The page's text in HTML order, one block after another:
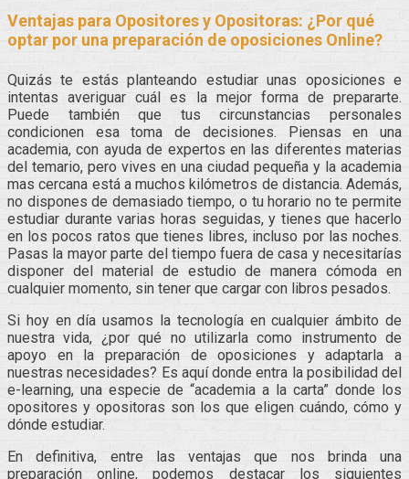
Ventajas para Opositores y Opositoras: ¿Por qué
optar por una preparación de oposiciones Online?
Quizás te estás planteando estudiar unas oposiciones e
intentas averiguar cuál es la mejor forma de prepararte.
Puede también que tus circunstancias personales
condicionen esa toma de decisiones. Piensas en una
academia, con ayuda de expertos en las diferentes materias
del temario, pero vives en una ciudad pequeña y la academia
mas cercana está a muchos kilómetros de distancia. Además,
no dispones de demasiado tiempo, o tu horario no te permite
estudiar durante varias horas seguidas, y tienes que hacerlo
en los pocos ratos que tienes libres, incluso por las noches.
Pasas la mayor parte del tiempo fuera de casa y necesitarías
disponer del material de estudio de manera cómoda en
cualquier momento, sin tener que cargar con libros pesados.
Si hoy en día usamos la tecnología en cualquier ámbito de
nuestra vida, ¿por qué no utilizarla como instrumento de
apoyo en la preparación de oposiciones y adaptarla a
nuestras necesidades? Es aquí donde entra la posibilidad del
e-learning, una especie de “academia a la carta” donde los
opositores y opositoras son los que eligen cuándo, cómo y
dónde estudiar.
En definitiva, entre las ventajas que nos brinda una
preparación online, podemos destacar los siguientes